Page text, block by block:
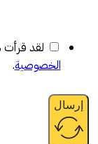
لقد
الخصوصية.
إرسال